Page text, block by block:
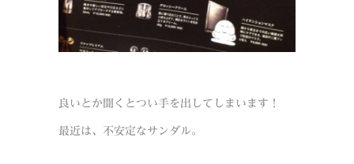
良いとか聞くとつい手を出してしまいます！
最近は、不安定なサンダル。